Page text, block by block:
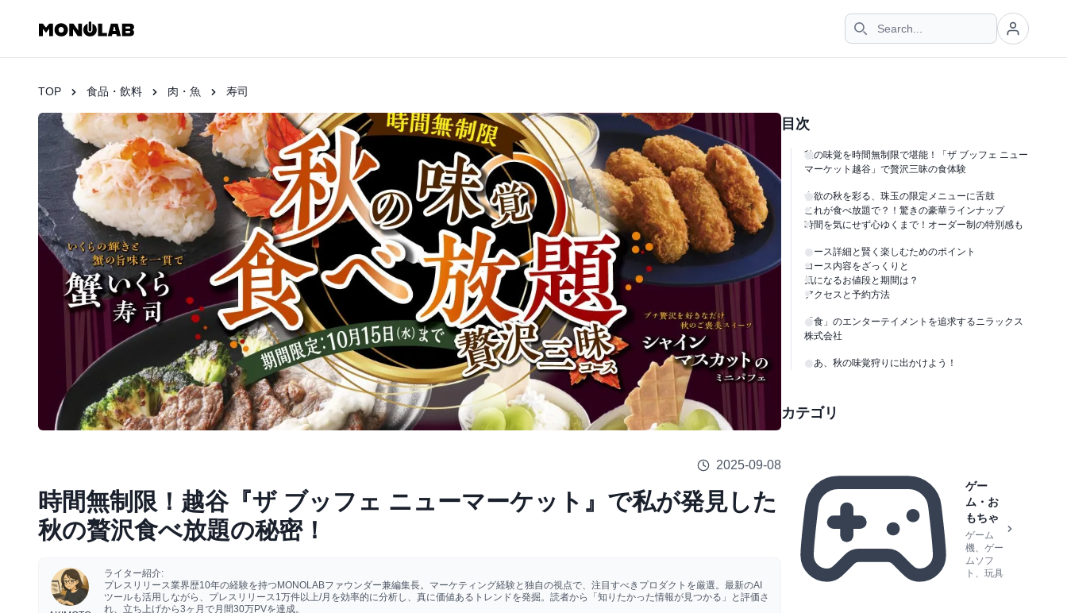
TOP 食品・飲料 肉・魚 寿司
2025-09-08
時間無制限！越谷『ザ ブッフェ ニューマーケット』で私が発見した
秋の贅沢食べ放題の秘密！
ライター紹介:
プレスリリース業界歴10年の経験を持つMONOLABファウンダー兼編集長。マーケティング経験と独自の視点で、注目すべきプロダクトを厳選。最新のAI
ツールも活用しながら、プレスリリース1万件以上/月を効率的に分析し、真に価値あるトレンドを発掘。読者から「知りたかった情報が見つかる」と評価さ
れ、立ち上げから3ヶ月で月間30万PVを達成。
目次
秋の味覚を時間無制限で堪能！「ザ ブッフェ ニュー
マーケット越谷」で贅沢三昧の食体験
食欲の秋を彩る、珠玉の限定メニューに舌鼓
これが食べ放題で？！驚きの豪華ラインナップ
時間を気にせず心ゆくまで！オーダー制の特別感も
コース詳細と賢く楽しむためのポイント
コース内容をざっくりと
気になるお値段と期間は？
アクセスと予約方法
「食」のエンターテイメントを追求するニラックス
株式会社
さあ、秋の味覚狩りに出かけよう！
カテゴリ
ゲー
ム・お
もちゃ
ゲーム
機、ゲー
ムソフ
ト、玩具